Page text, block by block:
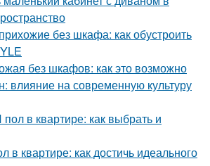
без шкафа: как обустроить
без шкафов: как это возможно
влияние на современную культуру
в квартире: как выбрать и
в квартире: как достичь идеального